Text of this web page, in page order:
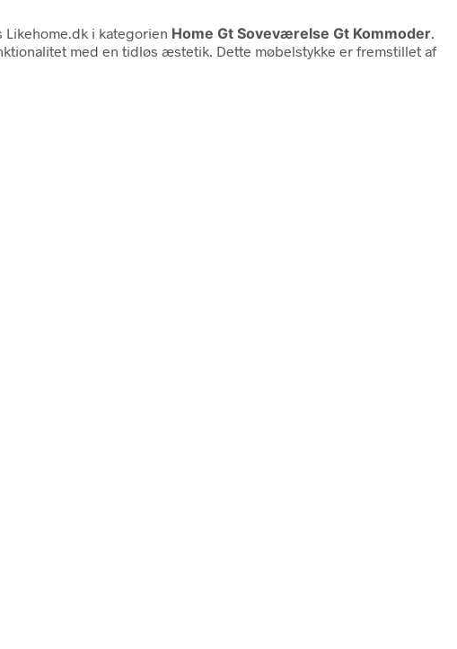
Likehome.dk i kategorien Home Gt Soveværelse Gt Kommoder
med en tidløs æstetik. Dette møbelstykke er fremstillet af